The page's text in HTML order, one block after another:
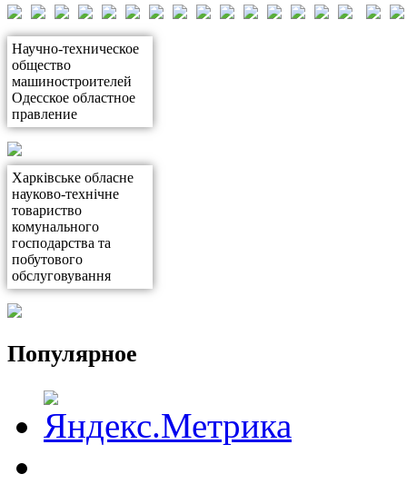
Научно-техническое
общество
машиностроителей
Одесское областное
правление
Харківське обласне
науково-технічне
товариство
комунального
господарства та
побутового
обслуговування
Популярное